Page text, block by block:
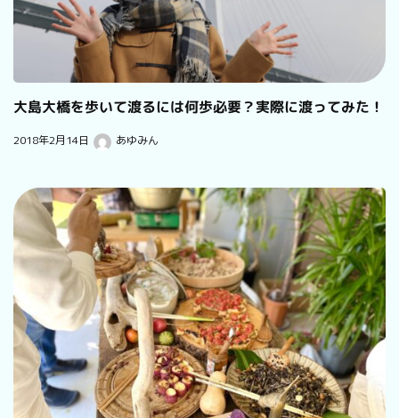
大島大橋を歩いて渡るには何歩必要？実際に渡ってみた！
2018年2月14日 あゆみん